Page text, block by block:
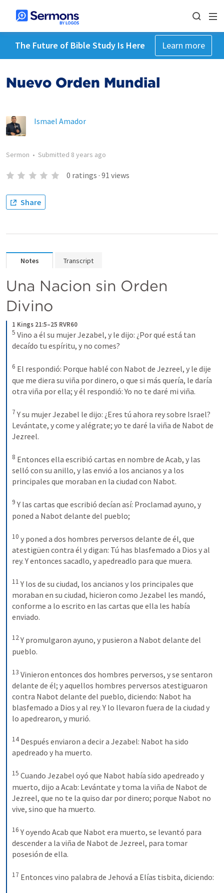
The Future of Bible Study Is Here Learn more
Nuevo Orden Mundial
Ismael Amador
Sermon • Submitted 8 years ago
0 ratings · 91 views
Share
Notes Transcript
Una Nacion sin Orden
Divino
1 Kings 21:5–25 RVR60
5 Vino a él su mujer Jezabel, y le dijo: ¿Por qué está tan
decaído tu espíritu, y no comes?
6 El respondió: Porque hablé con Nabot de Jezreel, y le dije
que me diera su viña por dinero, o que si más quería, le daría
otra viña por ella; y él respondió: Yo no te daré mi viña.
7 Y su mujer Jezabel le dijo: ¿Eres tú ahora rey sobre Israel?
Levántate, y come y alégrate; yo te daré la viña de Nabot de
Jezreel.
8 Entonces ella escribió cartas en nombre de Acab, y las
selló con su anillo, y las envió a los ancianos y a los
principales que moraban en la ciudad con Nabot.
9 Y las cartas que escribió decían así: Proclamad ayuno, y
poned a Nabot delante del pueblo;
10 y poned a dos hombres perversos delante de él, que
atestigüen contra él y digan: Tú has blasfemado a Dios y al
rey. Y entonces sacadlo, y apedreadlo para que muera.
11 Y los de su ciudad, los ancianos y los principales que
moraban en su ciudad, hicieron como Jezabel les mandó,
conforme a lo escrito en las cartas que ella les había
enviado.
12Y promulgaron ayuno, y pusieron a Nabot delante del
pueblo.
13 Vinieron entonces dos hombres perversos, y se sentaron
delante de él; y aquellos hombres perversos atestiguaron
contra Nabot delante del pueblo, diciendo: Nabot ha
blasfemado a Dios y al rey. Y lo llevaron fuera de la ciudad y
lo apedrearon, y murió.
14 Después enviaron a decir a Jezabel: Nabot ha sido
apedreado y ha muerto.
15 Cuando Jezabel oyó que Nabot había sido apedreado y
muerto, dijo a Acab: Levántate y toma la viña de Nabot de
Jezreel, que no te la quiso dar por dinero; porque Nabot no
vive, sino que ha muerto.
16 Y oyendo Acab que Nabot era muerto, se levantó para
descender a la viña de Nabot de Jezreel, para tomar
posesión de ella.
17